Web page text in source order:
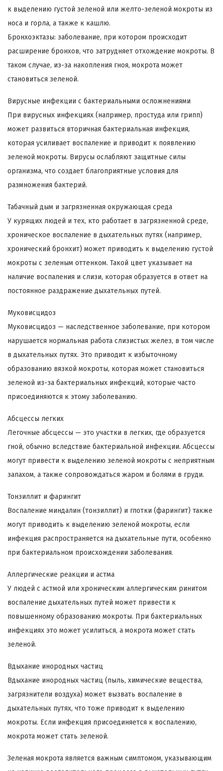
к выделению густой зеленой или желто-зеленой мокроты из
носа и горла, а также к кашлю.
Бронхоэктазы: заболевание, при котором происходит
расширение бронхов, что затрудняет отхождение мокроты. В
таком случае, из-за накопления гноя, мокрота может
становиться зеленой.
Вирусные инфекции с бактериальными осложнениями
При вирусных инфекциях (например, простуда или грипп)
может развиться вторичная бактериальная инфекция,
которая усиливает воспаление и приводит к появлению
зеленой мокроты. Вирусы ослабляют защитные силы
организма, что создает благоприятные условия для
размножения бактерий.
Табачный дым и загрязненная окружающая среда
У курящих людей и тех, кто работает в загрязненной среде,
хроническое воспаление в дыхательных путях (например,
хронический бронхит) может приводить к выделению густой
мокроты с зеленым оттенком. Такой цвет указывает на
наличие воспаления и слизи, которая образуется в ответ на
постоянное раздражение дыхательных путей.
Муковисцидоз
Муковисцидоз — наследственное заболевание, при котором
нарушается нормальная работа слизистых желез, в том числе
в дыхательных путях. Это приводит к избыточному
образованию вязкой мокроты, которая может становиться
зеленой из-за бактериальных инфекций, которые часто
присоединяются к этому заболеванию.
Абсцессы легких
Легочные абсцессы — это участки в легких, где образуется
гной, обычно вследствие бактериальной инфекции. Абсцессы
могут привести к выделению зеленой мокроты с неприятным
запахом, а также сопровождаться жаром и болями в груди.
Тонзиллит и фарингит
Воспаление миндалин (тонзиллит) и глотки (фарингит) также
могут приводить к выделению зеленой мокроты, если
инфекция распространяется на дыхательные пути, особенно
при бактериальном происхождении заболевания.
Аллергические реакции и астма
У людей с астмой или хроническим аллергическим ринитом
воспаление дыхательных путей может привести к
повышенному образованию мокроты. При бактериальных
инфекциях это может усилиться, а мокрота может стать
зеленой.
Вдыхание инородных частиц
Вдыхание инородных частиц (пыль, химические вещества,
загрязнители воздуха) может вызвать воспаление в
дыхательных путях, что тоже приводит к выделению
мокроты. Если инфекция присоединяется к воспалению,
мокрота может стать зеленой.
Зеленая мокрота является важным симптомом, указывающим